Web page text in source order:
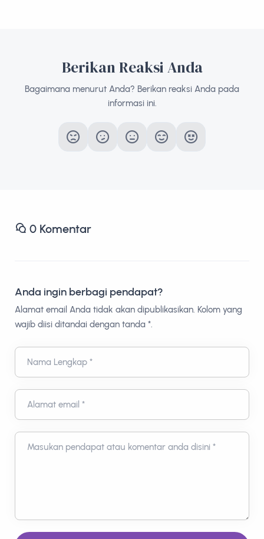
Berikan Reaksi Anda
Bagaimana menurut Anda? Berikan reaksi Anda pada
informasi ini.
0 Komentar
Anda ingin berbagi pendapat?
Alamat email Anda tidak akan dipublikasikan. Kolom yang
wajib diisi ditandai dengan tanda *.
Nama Lengkap *
Alamat email *
Masukan pendapat atau komentar anda disini *